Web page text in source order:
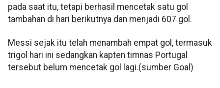
pada saat itu, tetapi berhasil mencetak satu gol
tambahan di hari berikutnya dan menjadi 607 gol.
Messi sejak itu telah menambah empat gol, termasuk
trigol hari ini sedangkan kapten timnas Portugal
tersebut belum mencetak gol lagi.(sumber Goal)